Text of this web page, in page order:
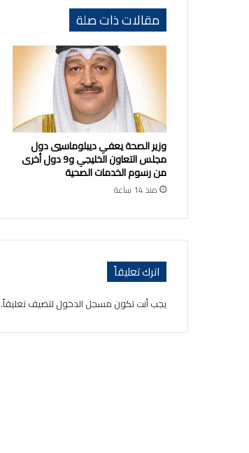
مقالات ذات صلة
وزير الصحة يعفي ديبلوماسيي دول
مجلس التعاون الخليجي و9 دول أخرى
من رسوم الخدمات الصحية
منذ 14 ساعة
اترك تعليقاً
يجب أنت تكون مسجل الدخول لتضيف تعليقاً.